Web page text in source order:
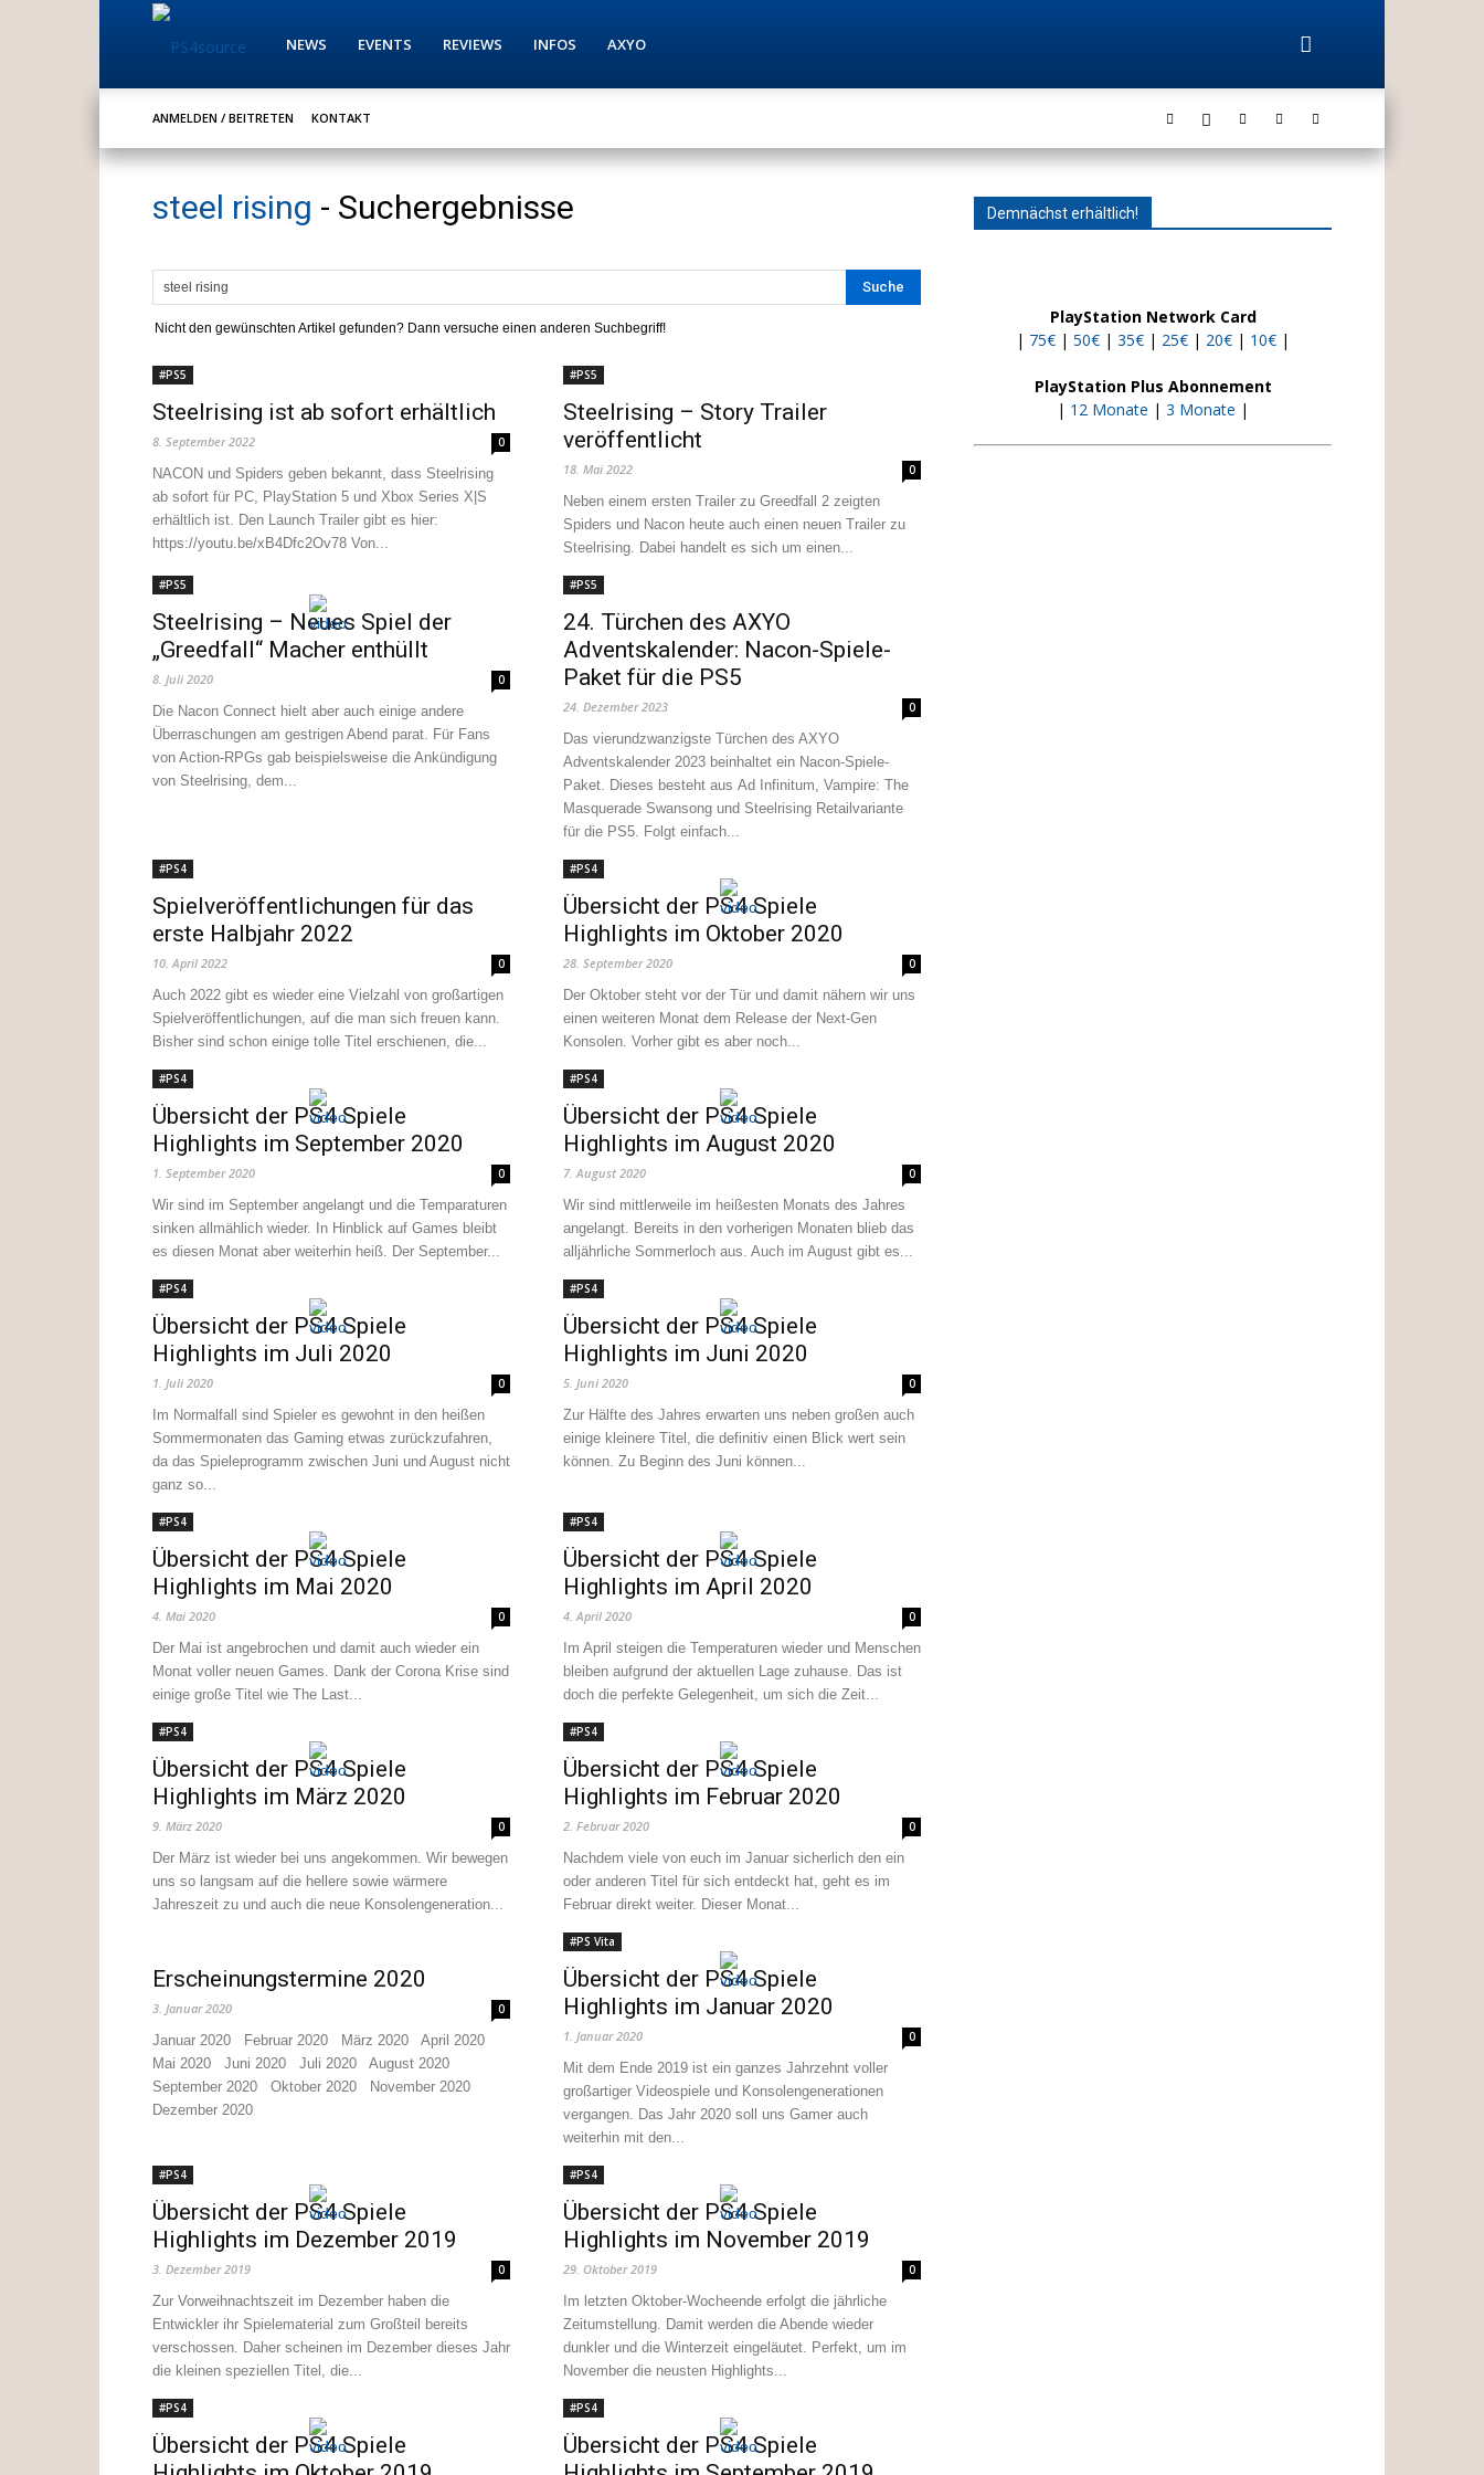
PS4source
NEWS EVENTS REVIEWS INFOS AXYO
ANMELDEN / BEITRETEN KONTAKT
steel rising - Suchergebnisse
Nicht den gewünschten Artikel gefunden? Dann versuche einen anderen Suchbegriff!
#PS5
Steelrising ist ab sofort erhältlich
8. September 2022 0
NACON und Spiders geben bekannt, dass Steelrising
ab sofort für PC, PlayStation 5 und Xbox Series X|S
erhältlich ist. Den Launch Trailer gibt es hier:
https://youtu.be/xB4Dfc2Ov78 Von...
#PS5
Steelrising – Story Trailer
veröffentlicht
18. Mai 2022 0
Neben einem ersten Trailer zu Greedfall 2 zeigten
Spiders und Nacon heute auch einen neuen Trailer zu
Steelrising. Dabei handelt es sich um einen...
#PS5
Steelrising – Neues Spiel der
„Greedfall“ Macher enthüllt
8. Juli 2020 0
Die Nacon Connect hielt aber auch einige andere
Überraschungen am gestrigen Abend parat. Für Fans
von Action-RPGs gab beispielsweise die Ankündigung
von Steelrising, dem...
#PS5
24. Türchen des AXYO
Adventskalender: Nacon-Spiele-
Paket für die PS5
24. Dezember 2023 0
Das vierundzwanzigste Türchen des AXYO
Adventskalender 2023 beinhaltet ein Nacon-Spiele-
Paket. Dieses besteht aus Ad Infinitum, Vampire: The
Masquerade Swansong und Steelrising Retailvariante
für die PS5. Folgt einfach...
#PS4
Spielveröffentlichungen für das
erste Halbjahr 2022
10. April 2022 0
Auch 2022 gibt es wieder eine Vielzahl von großartigen
Spielveröffentlichungen, auf die man sich freuen kann.
Bisher sind schon einige tolle Titel erschienen, die...
#PS4
Übersicht der PS4 Spiele
Highlights im Oktober 2020
28. September 2020 0
Der Oktober steht vor der Tür und damit nähern wir uns
einen weiteren Monat dem Release der Next-Gen
Konsolen. Vorher gibt es aber noch...
#PS4
Übersicht der PS4 Spiele
Highlights im September 2020
1. September 2020 0
Wir sind im September angelangt und die Temparaturen
sinken allmählich wieder. In Hinblick auf Games bleibt
es diesen Monat aber weiterhin heiß. Der September...
#PS4
Übersicht der PS4 Spiele
Highlights im August 2020
7. August 2020 0
Wir sind mittlerweile im heißesten Monats des Jahres
angelangt. Bereits in den vorherigen Monaten blieb das
alljährliche Sommerloch aus. Auch im August gibt es...
#PS4
Übersicht der PS4 Spiele
Highlights im Juli 2020
1. Juli 2020 0
Im Normalfall sind Spieler es gewohnt in den heißen
Sommermonaten das Gaming etwas zurückzufahren,
da das Spieleprogramm zwischen Juni und August nicht
ganz so...
#PS4
Übersicht der PS4 Spiele
Highlights im Juni 2020
5. Juni 2020 0
Zur Hälfte des Jahres erwarten uns neben großen auch
einige kleinere Titel, die definitiv einen Blick wert sein
können. Zu Beginn des Juni können...
#PS4
Übersicht der PS4 Spiele
Highlights im Mai 2020
4. Mai 2020 0
Der Mai ist angebrochen und damit auch wieder ein
Monat voller neuen Games. Dank der Corona Krise sind
einige große Titel wie The Last...
#PS4
Übersicht der PS4 Spiele
Highlights im April 2020
4. April 2020 0
Im April steigen die Temperaturen wieder und Menschen
bleiben aufgrund der aktuellen Lage zuhause. Das ist
doch die perfekte Gelegenheit, um sich die Zeit...
#PS4
Übersicht der PS4 Spiele
Highlights im März 2020
9. März 2020 0
Der März ist wieder bei uns angekommen. Wir bewegen
uns so langsam auf die hellere sowie wärmere
Jahreszeit zu und auch die neue Konsolengeneration...
#PS4
Übersicht der PS4 Spiele
Highlights im Februar 2020
2. Februar 2020 0
Nachdem viele von euch im Januar sicherlich den ein
oder anderen Titel für sich entdeckt hat, geht es im
Februar direkt weiter. Dieser Monat...
Erscheinungstermine 2020
3. Januar 2020 0
Januar 2020 Februar 2020 März 2020 April 2020
Mai 2020 Juni 2020 Juli 2020 August 2020
September 2020 Oktober 2020 November 2020
Dezember 2020
#PS Vita
Übersicht der PS4 Spiele
Highlights im Januar 2020
1. Januar 2020 0
Mit dem Ende 2019 ist ein ganzes Jahrzehnt voller
großartiger Videospiele und Konsolengenerationen
vergangen. Das Jahr 2020 soll uns Gamer auch
weiterhin mit den...
#PS4
Übersicht der PS4 Spiele
Highlights im Dezember 2019
3. Dezember 2019 0
Zur Vorweihnachtszeit im Dezember haben die
Entwickler ihr Spielematerial zum Großteil bereits
verschossen. Daher scheinen im Dezember dieses Jahr
die kleinen speziellen Titel, die...
#PS4
Übersicht der PS4 Spiele
Highlights im November 2019
29. Oktober 2019 0
Im letzten Oktober-Wocheende erfolgt die jährliche
Zeitumstellung. Damit werden die Abende wieder
dunkler und die Winterzeit eingeläutet. Perfekt, um im
November die neusten Highlights...
#PS4
Übersicht der PS4 Spiele
#PS4
Übersicht der PS4 Spiele
Demnächst erhältlich!
PlayStation Network Card
| 75€ | 50€ | 35€ | 25€ | 20€ | 10€ |
PlayStation Plus Abonnement
| 12 Monate | 3 Monate |